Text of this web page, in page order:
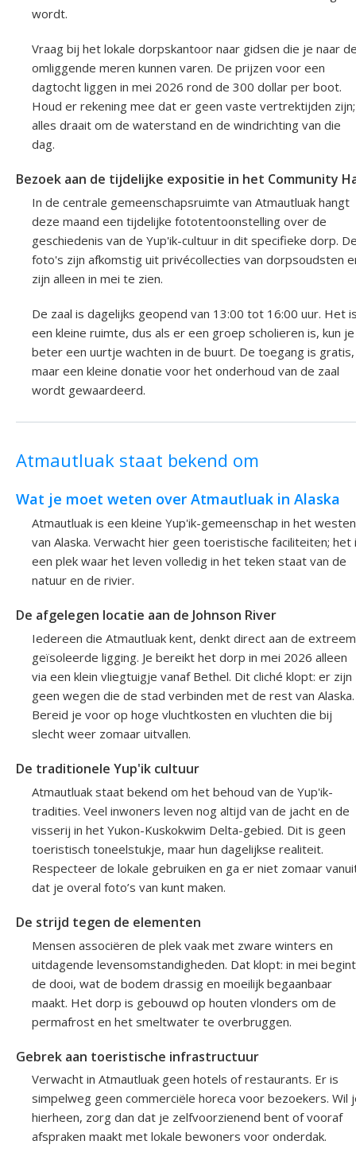
wordt.
Vraag bij het lokale dorpskantoor naar gidsen die je naar
omliggende meren kunnen varen. De prijzen voor een
dagtocht liggen in mei 2026 rond de 300 dollar per boot.
Houd er rekening mee dat er geen vaste vertrektijden zijn;
alles draait om de waterstand en de windrichting van die
dag.
Bezoek aan de tijdelijke expositie in het Community
In de centrale gemeenschapsruimte van Atmautluak hangt
deze maand een tijdelijke fototentoonstelling over de
geschiedenis van de Yup'ik-cultuur in dit specifieke dorp.
foto's zijn afkomstig uit privécollecties van dorpsoudsten
zijn alleen in mei te zien.
De zaal is dagelijks geopend van 13:00 tot 16:00 uur. Het
een kleine ruimte, dus als er een groep scholieren is, kun je
beter een uurtje wachten in de buurt. De toegang is gratis,
maar een kleine donatie voor het onderhoud van de zaal
wordt gewaardeerd.
Atmautluak staat bekend om
Wat je moet weten over Atmautluak in Alaska
Atmautluak is een kleine Yup'ik-gemeenschap in het westen
van Alaska. Verwacht hier geen toeristische faciliteiten; het
een plek waar het leven volledig in het teken staat van de
natuur en de rivier.
De afgelegen locatie aan de Johnson River
Iedereen die Atmautluak kent, denkt direct aan de extreem
geïsoleerde ligging. Je bereikt het dorp in mei 2026 alleen
via een klein vliegtuigje vanaf Bethel. Dit cliché klopt: er zijn
geen wegen die de stad verbinden met de rest van Alaska.
Bereid je voor op hoge vluchtkosten en vluchten die bij
slecht weer zomaar uitvallen.
De traditionele Yup'ik cultuur
Atmautluak staat bekend om het behoud van de Yup'ik-
tradities. Veel inwoners leven nog altijd van de jacht en de
visserij in het Yukon-Kuskokwim Delta-gebied. Dit is geen
toeristisch toneelstukje, maar hun dagelijkse realiteit.
Respecteer de lokale gebruiken en ga er niet zomaar
dat je overal foto’s van kunt maken.
De strijd tegen de elementen
Mensen associëren de plek vaak met zware winters en
uitdagende levensomstandigheden. Dat klopt: in mei begint
de dooi, wat de bodem drassig en moeilijk begaanbaar
maakt. Het dorp is gebouwd op houten vlonders om de
permafrost en het smeltwater te overbruggen.
Gebrek aan toeristische infrastructuur
Verwacht in Atmautluak geen hotels of restaurants. Er is
simpelweg geen commerciële horeca voor bezoekers. Wil
hierheen, zorg dan dat je zelfvoorzienend bent of vooraf
afspraken maakt met lokale bewoners voor onderdak.